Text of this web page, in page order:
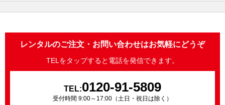
レンタルのご注文・お問い合わせはお気軽にどうぞ
TELをタップすると電話を発信できます。
TEL:0120-91-5809
受付時間 9:00～17:00（土日・祝日は除く）